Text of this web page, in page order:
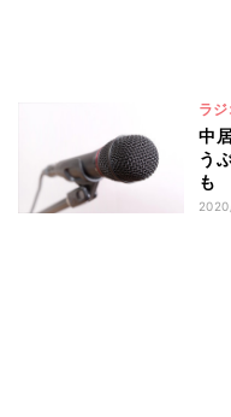
ラジ
中
う
も